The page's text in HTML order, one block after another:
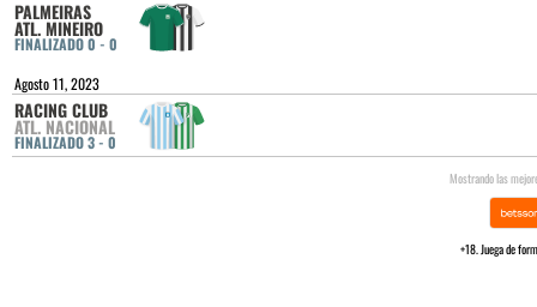
PALMEIRAS
ATL. MINEIRO
FINALIZADO 0 - 0
Agosto 11, 2023
RACING CLUB
ATL. NACIONAL
FINALIZADO 3 - 0
Mostrando las
+18. Juega de